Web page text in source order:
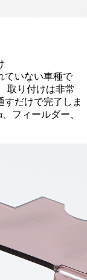
ていない車種で
取り付けは非常
だけで完了しま
フィールダー、